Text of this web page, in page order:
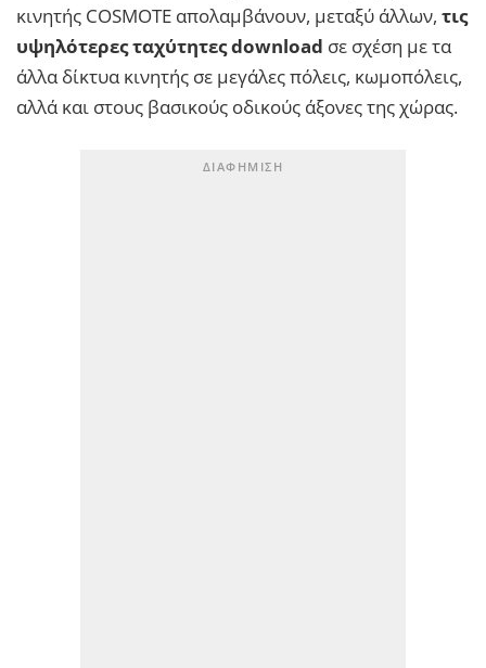
κινητής COSMOTE απολαμβάνουν, μεταξύ άλλων, τις
υψηλότερες ταχύτητες download σε σχέση με τα
άλλα δίκτυα κινητής σε μεγάλες πόλεις, κωμοπόλεις,
αλλά και στους βασικούς οδικούς άξονες της χώρας.